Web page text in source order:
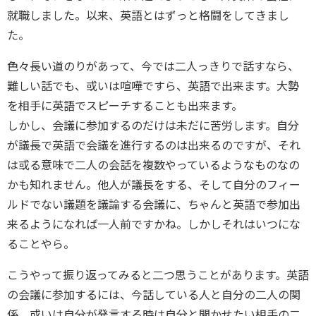
就職しました。以来、英語とはずっと格闘をしてきまし
た。
色々長い道のりがあって、今では二人っきりで話すなら、
難しい話でも、或いは喧嘩ですら、英語で出来ます。大勢
を相手に英語でスピーチすることも出来ます。
しかし、会議に参加するのだけは未だに苦労します。自分
が議長で英語で会議を進行するのは出来るのですが、それ
は或る意味で二人の会話を複数やっているようなものなの
かも知れません。他人が議長をする、そして自分のフィー
ルドでない議題を議論する会議に、ちゃんと英語で参加出
来るようになれば一人前ですかね。しかしそれはいつにな
ることやら。
こうやって振り返ってみると二つ思うことがあります。英語
の会議に参加するには、今話している人と自分の二人の関